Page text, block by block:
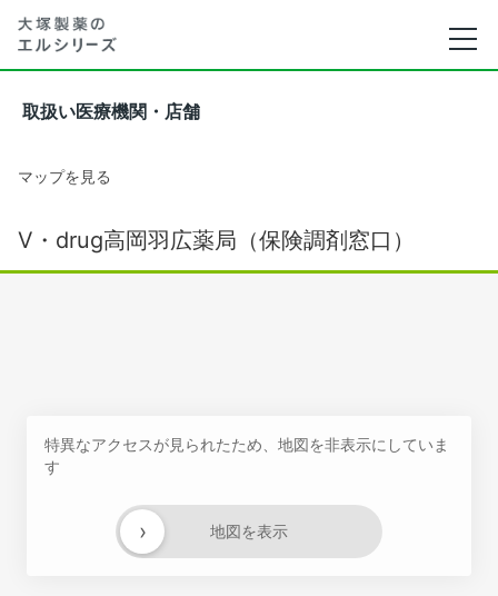
取扱い医療機関・店舗
マップを見る
V・drug高岡羽広薬局（保険調剤窓口）
特異なアクセスが見られたため、地図を非表示にしていま
す
地図を表示
›